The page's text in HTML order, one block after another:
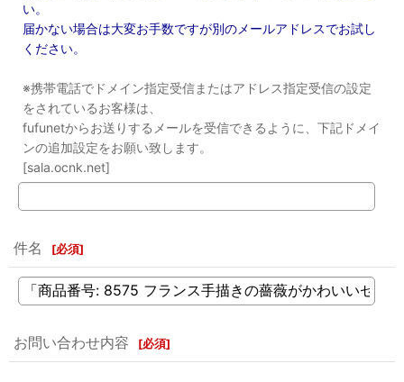
い。
届かない場合は大変お手数ですが別のメールアドレスでお試し
ください。
※携帯電話でドメイン指定受信またはアドレス指定受信の設定
をされているお客様は、
fufunetからお送りするメールを受信できるように、下記ドメイ
ンの追加設定をお願い致します。
[sala.ocnk.net]
件名 [必須]
お問い合わせ内容 [必須]